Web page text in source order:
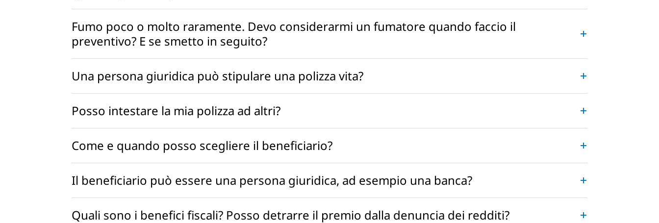
Fumo poco o molto raramente. Devo considerarmi un fumatore quando faccio il
preventivo? E se smetto in seguito?
Una persona giuridica può stipulare una polizza vita?
Posso intestare la mia polizza ad altri?
Come e quando posso scegliere il beneficiario?
Il beneficiario può essere una persona giuridica, ad esempio una banca?
Quali sono i benefici fiscali? Posso detrarre il premio dalla denuncia dei redditi?